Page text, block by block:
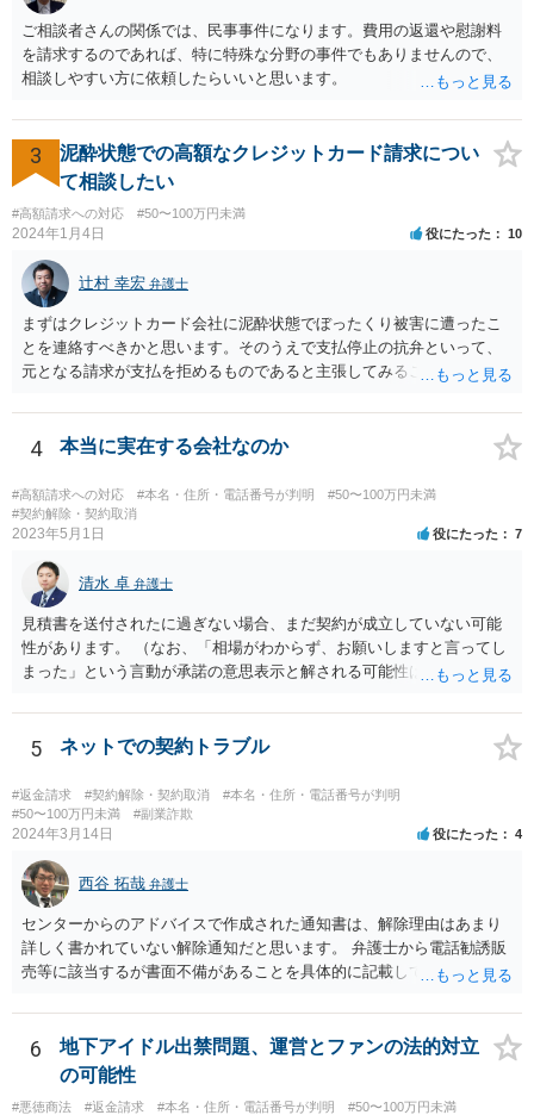
ご相談者さんの関係では、民事事件になります。費用の返還や慰謝料
を請求するのであれば、特に特殊な分野の事件でもありませんので、
相談しやすい方に依頼したらいいと思います。
3
泥酔状態での高額なクレジットカード請求につい
て相談したい
#高額請求への対応 #50〜100万円未満
2024年1月4日 役にたった 10
辻村 幸宏 弁護士
まずはクレジットカード会社に泥酔状態でぼったくり被害に遭ったこ
とを連絡すべきかと思います。そのうえで支払停止の抗弁といって、
元となる請求が支払を拒めるものであると主張してみることになるか
かなかシビアかもしれません。 https://zenso.or.jp/wp-content/uploads/
JACAS173%e5%88%a4%e4%be%8b%e7%b4%b9%e4%bb%8b.pdf
4 本当に実在する会社なのか
#高額請求への対応 #本名・住所・電話番号が判明
#50〜100万円未満
#契約解除・契約取消
2023年5月1日 役にたった 7
清水 卓 弁護士
見積書を送付されたに過ぎない場合、まだ契約が成立していない可能
性があります。 （なお、「相場がわからず、お願いしますと言ってし
まった」という言動が承諾の意思表示と解される可能性はあります
る余地があるかもしれません）。 いずれにしても、相手会社の実在
等に不安を感じるのであれば、相手方とのやりとりを一旦保留とし
に、法務局で商業•法人登記の登記事項証明書の入手を試みてみる方法
も考えられます（相手の会社が実在する会社なのか、やりとりしてい
る相手が代表権限を有しているのか等について、登記登録の有無や登
録内容を確かめることができます）。 【参考】法務局サイト https://w
ww.moj.go.jp/MINJI/houjintouki.html
5 ネットでの契約トラブル
#返金請求 #契約解除・契約取消
#本名・住所・電話番号が判明
#50〜100万円未満
#副業詐欺
2024年3月14日 役にたった 4
西谷 拓哉 弁護士
センターからのアドバイスで作成された通知書は、解除理由はあまり
詳しく書かれていない解除通知だと思います。 弁護士から電話勧誘販
売等に該当するが書面不備があることを具体的に記載して返金を求め
護士から通知書をおくっても返事がない、低い金額しか返金を提案し
てこない場合、裁判所に提訴することを検討する必要があります。 セ
ンターの方で、消費者事件を取り扱っている弁護士の紹介を受けられ
ないか一度確認してみてください。
6
地下アイドル出禁問題、運営とファンの法的対立
の可能性
#悪徳商法 #返金請求 #本名・住所・電話番号が判明 #50〜100万円未満